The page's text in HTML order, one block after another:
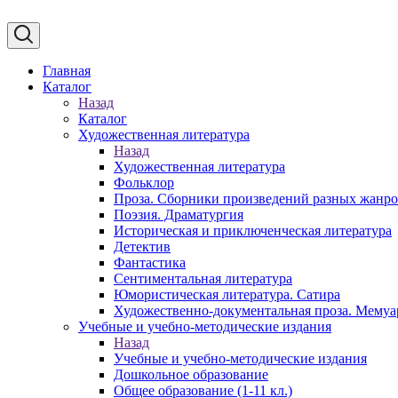
Главная
Каталог
Назад
Каталог
Художественная литература
Назад
Художественная литература
Фольклор
Проза. Сборники произведений разных
Поэзия. Драматургия
Историческая и приключенческая литература
Детектив
Фантастика
Сентиментальная литература
Юмористическая литература. Сатира
Художественно-документальная проза.
Учебные и учебно-методические издания
Назад
Учебные и учебно-методические издания
Дошкольное образование
Общее образование (1-11 кл.)